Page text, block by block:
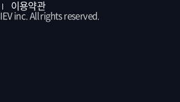
이용약관
inc. All rights reserved.